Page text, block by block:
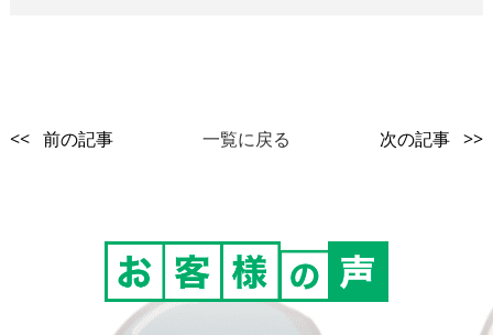
<< 前の記事 一覧に戻る 次の記事 >>